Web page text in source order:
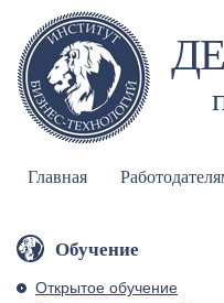
Главная
Обучение
Открытое обучение